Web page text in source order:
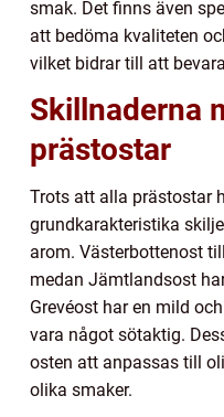
smak. Det finns även
att bedöma kvaliteten
vilket bidrar till att
Skillnaderna
prästostar
Trots att alla prästostar
grundkarakteristika
arom. Västerbottenost
medan Jämtlandsost
Grevéost har en mild
vara något sötaktig.
osten att anpassas till
olika smaker.